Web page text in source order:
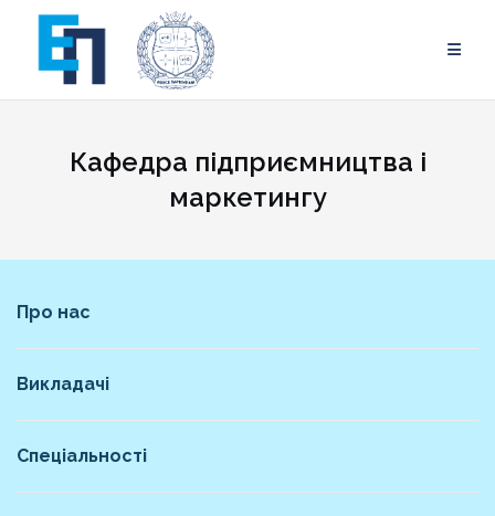
content
Кафедра підприємництва і
маркетингу
Про нас
Викладачі
Спеціальності